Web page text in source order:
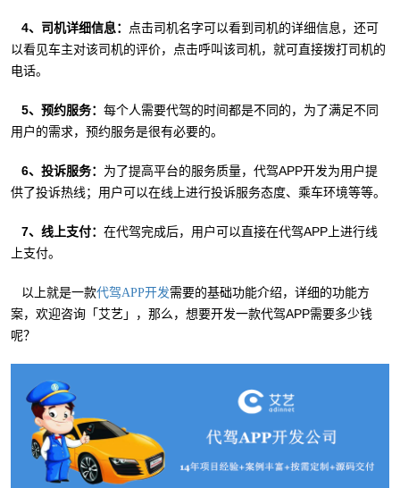
4、司机详细信息： 点击司机名字可以看到司机的详细信息，还可
以看见车主对该司机的评价，点击呼叫该司机，就可直接拨打司机的
电话。
5、预约服务： 每个人需要代驾的时间都是不同的，为了满足不同
用户的需求，预约服务是很有必要的。
6、投诉服务： 为了提高平台的服务质量，代驾APP开发为用户提
供了投诉热线；用户可以在线上进行投诉服务态度、乘车环境等等。
7、线上支付： 在代驾完成后，用户可以直接在代驾APP上进行线
上支付。
以上就是一款代驾APP开发需要的基础功能介绍，详细的功能方
案，欢迎咨询「艾艺」，那么，想要开发一款代驾APP需要多少钱
呢？